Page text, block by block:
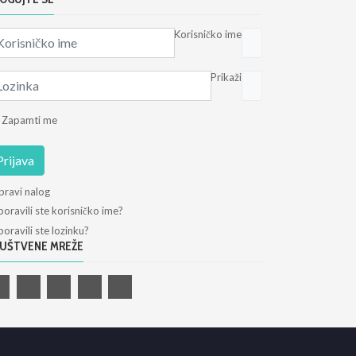
Korisničko ime
Prikaži
Zapamti me
nalog
ste korisničko ime?
ste lozinku?
MREŽE